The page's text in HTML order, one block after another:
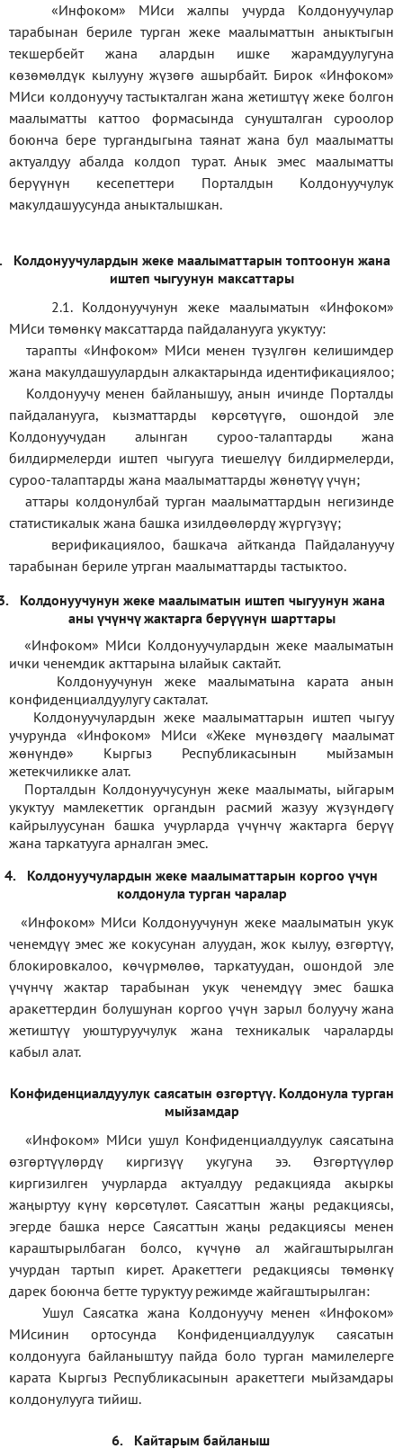
«Инфоком» МИси жалпы учурда Колдонуучулар
тарабынан бериле турган жеке маалыматтын аныктыгын
текшербейт жана алардын ишке жарамдуулугуна
көзөмөлдүк кылууну жүзөгө ашырбайт. Бирок «Инфоком»
МИси колдонуучу тастыкталган жана жетиштүү жеке болгон
маалыматты каттоо формасында сунушталган суроолор
боюнча бере тургандыгына таянат жана бул маалыматты
актуалдуу абалда колдоп турат. Анык эмес маалыматты
берүүнүн кесепеттери Порталдын Колдонуучулук
макулдашуусунда аныкталышкан.
Колдонуучулардын жеке маалыматтарын топтоонун жана
иштеп чыгуунун максаттары
2.1. Колдонуучунун жеке маалыматын «Инфоком»
МИси төмөнкү максаттарда пайдаланууга укуктуу:
тарапты «Инфоком» МИси менен түзүлгөн келишимдер
жана макулдашуулардын алкактарында идентификациялоо;
Колдонуучу менен байланышуу, анын ичинде Порталды
пайдаланууга, кызматтарды көрсөтүүгө, ошондой эле
Колдонуучудан алынган суроо-талаптарды жана
билдирмелерди иштеп чыгууга тиешелүү билдирмелерди,
суроо-талаптарды жана маалыматтарды жөнөтүү үчүн;
аттары колдонулбай турган маалыматтардын негизинде
статистикалык жана башка изилдөөлөрдү жүргүзүү;
верификациялоо,башкача айтканда Пайдалануучу
тарабынан бериле утрган маалыматтарды тастыктоо.
Колдонуучунун жеке маалыматын иштеп чыгуунун жана
аны үчүнчү жактарга берүүнүн шарттары
«Инфоком» МИси Колдонуучулардын жеке маалыматын
ички ченемдик акттарына ылайык сактайт.
Колдонуучунун жеке маалыматына карата анын
конфиденциалдуулугу сакталат.
Колдонуучулардын жеке маалыматтарын иштеп чыгуу
учурунда «Инфоком» МИси«Жеке мүнөздөгү маалымат
жөнүндө» Кыргыз Республикасынын мыйзамын
жетекчиликке алат.
Порталдын Колдонуучусунун жеке маалыматы, ыйгарым
укуктуу мамлекеттик органдын расмий жазуу жүзүндөгү
кайрылуусунан башка учурларда үчүнчү жактарга берүү
жана таркатууга арналган эмес.
4.
Колдонуучулардын жеке маалыматтарын коргоо үчүн
колдонула турган чаралар
«Инфоком» МИси Колдонуучунун жеке маалыматын укук
ченемдүү эмес же кокусунан алуудан, жок кылуу, өзгөртүү,
блокировкалоо, көчүрмөлөө, таркатуудан, ошондой эле
үчүнчү жактар тарабынан укук ченемдүү эмес башка
аракеттердин болушунан коргоо үчүн зарыл болуучу жана
жетиштүү уюштуруучулук жана техникалык чараларды
кабыл алат.
Конфиденциалдуулук саясатын өзгөртүү. Колдонула турган
мыйзамдар
«Инфоком» МИси ушул Конфиденциалдуулук саясатына
өзгөртүүлөрдү киргизүү укугуна ээ. Өзгөртүүлөр
киргизилген учурларда актуалдуу редакцияда акыркы
жаңыртуу күнү көрсөтүлөт. Саясаттын жаңы редакциясы,
эгерде башка нерсе Саясаттын жаңы редакциясы менен
караштырылбаган болсо, күчүнө ал жайгаштырылган
учурдан тартып кирет. Аракеттеги редакциясы төмөнкү
дарек боюнча бетте туруктуу режимде жайгаштырылган:
Ушул Саясатка жана Колдонуучу менен «Инфоком»
МИсинин ортосунда Конфиденциалдуулук саясатын
колдонууга байланыштуу пайда боло турган мамилелерге
карата Кыргыз Республикасынын аракеттеги мыйзамдары
колдонулууга тийиш.
6. Кайтарым байланыш